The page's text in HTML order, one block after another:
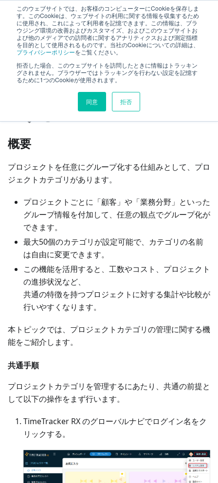
このウェブサイトでは、お客様のコンピューターにCookieを保存しま
す。このCookieは、ウェブサイトの利用に関する情報を収集するため
に使用され、これによって利用者を記憶できます。この情報は、ブラ
ウジング環境の改善およびカスタマイズ、およびこのウェブサイトお
よび他のメディアでの訪問者に関するアナリティクスおよび測定指標
を目的として使用されるものです。当社のCookieについての詳細は、
プライバシーポリシーをご覧ください。
拒否した場合、このウェブサイトを訪問したときに情報はトラッキン
グされません。ブラウザーではトラッキングを行わない設定を記憶す
るために1つのCookieが使用されます。
同意 拒否
TimeTracker RX ヘルプ
プロジェクト プロジェクトカテゴリを管理する
このページの見出し
プロジェクトカテゴリを管
概要
プロジェクトを任意にグループ化する仕組みとして、プロ
ジェクトカテゴリがあります。
プロジェクトごとに「顧客」や「業務分野」といった
グループ情報を付加して、任意の観点でグループ化が
できます。
最大50個のカテゴリが設定可能で、カテゴリの名前
は自由に変更できます。
この機能を活用すると、工数やコスト、プロジェクト
の進捗状況など、
共通の特徴を持つプロジェクトに対する集計や比較が
行いやすくなります。
本トピックでは、プロジェクトカテゴリの管理に関する機
能をご紹介します。
共通手順
プロジェクトカテゴリを管理するにあたり、共通の前提と
して以下の操作をまず行います。
TimeTracker RX のグローバルナビでログイン名をク
リックする。